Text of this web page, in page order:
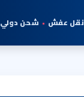
نقل عفش • شحن دولي